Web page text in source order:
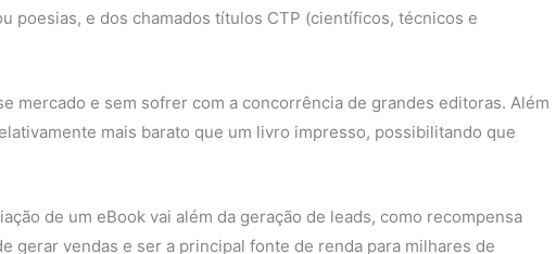
poesias, e dos chamados títulos CTP (científicos, técnicos e
mercado e sem sofrer com a concorrência de grandes editoras. Além
mais barato que um livro impresso, possibilitando que
de um eBook vai além da geração de leads, como recompensa
gerar vendas e ser a principal fonte de renda para milhares de